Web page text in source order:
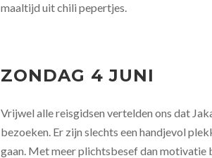
maaltijd uit chili pepertjes.
ZONDAG 4 JUNI
Vrijwel alle reisgidsen vertelden ons dat
bezoeken. Er zijn slechts een handjevol
gaan. Met meer plichtsbesef dan motivatie